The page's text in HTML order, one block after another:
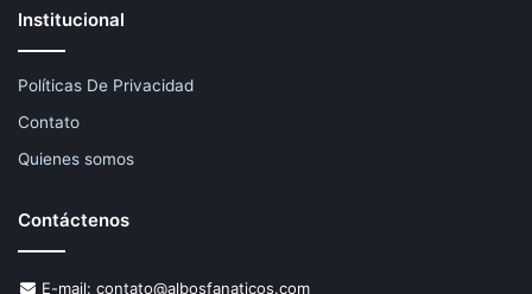
Institucional
Políticas De Privacidad
Contato
Quienes somos
Contáctenos
E-mail: contato@albosfanaticos.com